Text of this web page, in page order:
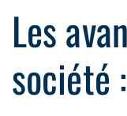
Les
société :